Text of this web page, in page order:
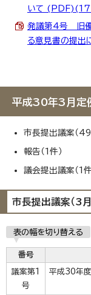
いて
発議第4号 旧優
る意見書の提
平成30年3月定
市長提出議案（49
報告（1件）
議会提出議案（1件
市長提出議案（3
表の幅を切り替える
番号
議案第1
号
平成30年